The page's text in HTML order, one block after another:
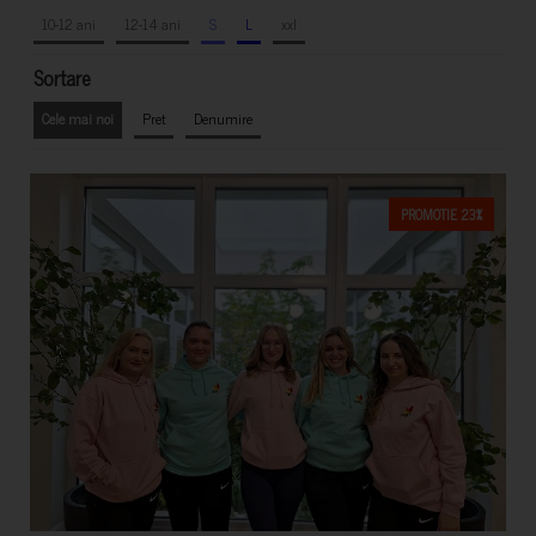
10-12 ani 12-14 ani S L xxl
Sortare
Cele mai noi Pret Denumire
PROMOTIE 23%